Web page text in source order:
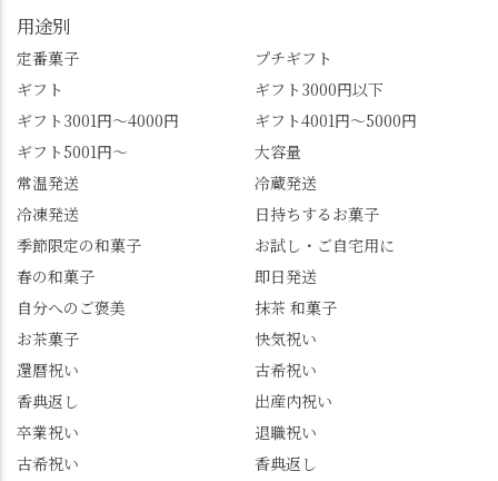
すめ品ばかりです。よ
かったらぜひこの機会
北川🍡 住所 長岡京市う
ぐいす台1-3 TEL 075-
954-0400 営業時間 10:00
@mizuha_kitagawa #セン
ス長岡京 #SENSE長岡
京公式アンバサダー #み
ずは北川 私のアカウン
グルメをメインに発
信。お店選びの参考な
どにご利用いただける
の情報を詳しく知りた
景、もっと知られてほ
しい！ 🍋締めは「みず
話題のレモンわらび餅
と、夏季限定・竹筒入
り水ようかん「清竹」
んな大満足の笑顔😋 さ
らに日高さんから、な
かの邸の珈琲パックと
小倉山荘のお菓子のサ
で🎁最後の最後まで"お
もてなし"の心を教えて
いただきました。 プロ
ドライバーならではの
ルート取り、駐車場事
情、お客様を飽きさせ
用途別
定番菓子
プチギフト
ギフト
ギフト3000円以下
ギフト3001円～4000円
ギフト4001円～5000円
ギフト5001円～
大容量
常温発送
冷蔵発送
冷凍発送
日持ちするお菓子
季節限定の和菓子
お試し・ご自宅用に
春の和菓子
即日発送
自分へのご褒美
抹茶 和菓子
お茶菓子
快気祝い
還暦祝い
古希祝い
香典返し
出産内祝い
卒業祝い
退職祝い
古希祝い
香典返し